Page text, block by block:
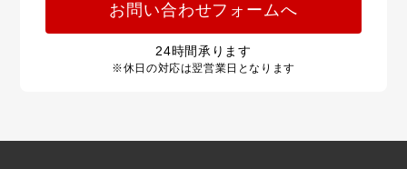
お問い合わせフォームへ
24時間承ります
※休日の対応は翌営業日となります